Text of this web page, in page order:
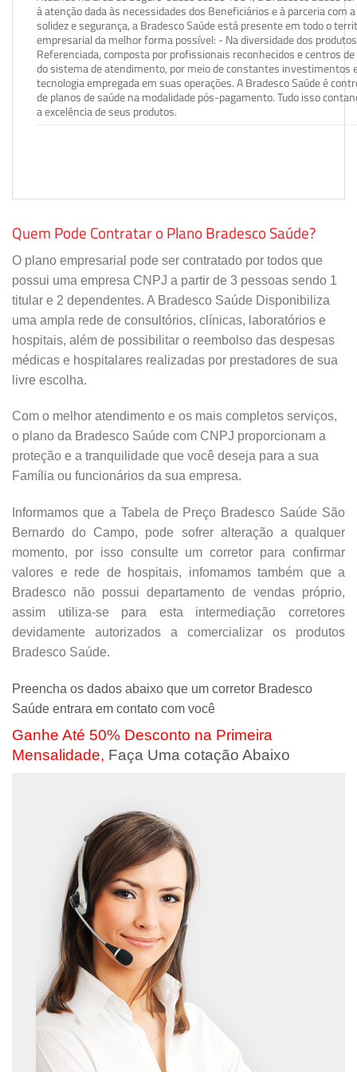
à atenção dada às necessidades dos Beneficiários e à parceria com
solidez e segurança, a Bradesco Saúde está presente em todo o
empresarial da melhor forma possível: - Na diversidade dos
Referenciada, composta por profissionais reconhecidos e centros
do sistema de atendimento, por meio de constantes investimentos
tecnologia empregada em suas operações. A Bradesco Saúde é
de planos de saúde na modalidade pós-pagamento. Tudo isso
a excelência de seus produtos.
Quem Pode Contratar o Plano Bradesco Saúde?
O plano empresarial pode ser contratado por todos que
possui uma empresa CNPJ a partir de 3 pessoas sendo 1
titular e 2 dependentes. A Bradesco Saúde Disponibiliza
uma ampla rede de consultórios, clínicas, laboratórios e
hospitais, além de possibilitar o reembolso das despesas
médicas e hospitalares realizadas por prestadores de sua
livre escolha.
Com o melhor atendimento e os mais completos serviços,
o plano da Bradesco Saúde com CNPJ proporcionam a
proteção e a tranquilidade que você deseja para a sua
Família ou funcionários da sua empresa.
Informamos que a Tabela de Preço Bradesco Saúde São
Bernardo do Campo, pode sofrer alteração a qualquer
momento, por isso consulte um corretor para confirmar
valores e rede de hospitais, infomamos também que a
Bradesco não possui departamento de vendas próprio,
assim utiliza-se para esta intermediação corretores
devidamente autorizados a comercializar os produtos
Bradesco Saúde.
Preencha os dados abaixo que um corretor Bradesco
Saúde entrara em contato com você
Ganhe Até 50% Desconto na Primeira
Mensalidade, Faça Uma cotação Abaixo